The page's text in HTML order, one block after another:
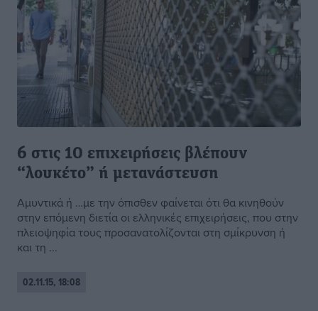
6 στις 10 επιχειρήσεις βλέπουν
“λουκέτο” ή μετανάστευση
Αμυντικά ή …με την όπισθεν φαίνεται ότι θα κινηθούν
στην επόμενη διετία οι ελληνικές επιχειρήσεις, που στην
πλειοψηφία τους προσανατολίζονται στη σμίκρυνση ή
και τη ...
02.11.15, 18:08